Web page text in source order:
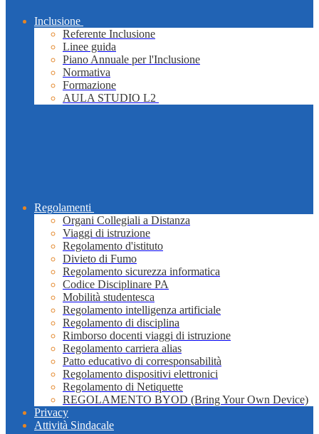
Inclusione
Referente Inclusione
Linee guida
Piano Annuale per l'Inclusione
Normativa
Formazione
AULA STUDIO L2
Regolamenti
Organi Collegiali a Distanza
Viaggi di istruzione
Regolamento d'istituto
Divieto di Fumo
Regolamento sicurezza informatica
Codice Disciplinare PA
Mobilità studentesca
Regolamento intelligenza artificiale
Regolamento di disciplina
Rimborso docenti viaggi di istruzione
Regolamento carriera alias
Patto educativo di corresponsabilità
Regolamento dispositivi elettronici
Regolamento di Netiquette
REGOLAMENTO BYOD (Bring Your Own Device)
Privacy
Attività Sindacale